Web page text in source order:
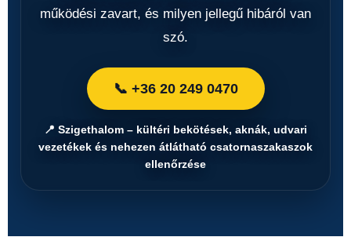
működési zavart, és milyen jellegű hibáról van
szó.
📞 +36 20 249 0470
📍 Szigethalom – kültéri bekötések, aknák, udvari
vezetékek és nehezen átlátható csatornaszakaszok
ellenőrzése